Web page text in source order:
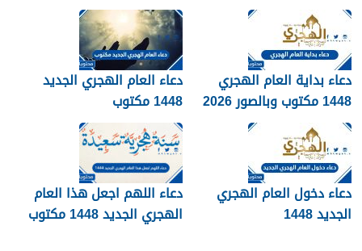
دعاء بداية العام الهجري
1448 مكتوب وبالصور 2026
دعاء العام الهجري الجديد
1448 مكتوب
دعاء دخول العام الهجري
الجديد 1448
دعاء اللهم اجعل هذا العام
الهجري الجديد 1448 مكتوب